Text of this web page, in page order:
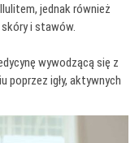
jednak również
i stawów.
wywodzącą się z
poprzez igły, aktywnych